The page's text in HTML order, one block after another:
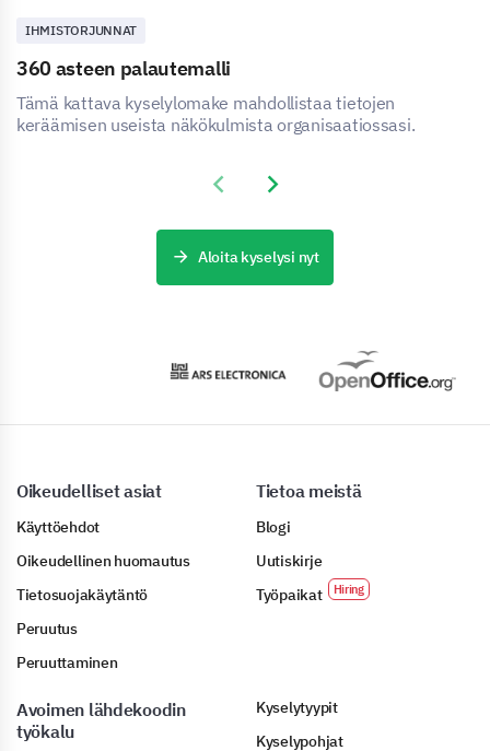
IHMISTORJUNNAT
360 asteen palautemalli
Tämä kattava kyselylomake mahdollistaa tietojen
keräämisen useista näkökulmista organisaatiossasi.
Previous slide
Next slide
Aloita kyselysi nyt
Oikeudelliset asiat
Käyttöehdot
Oikeudellinen huomautus
Tietosuojakäytäntö
Peruutus
Peruuttaminen
Tietoa meistä
Blogi
Uutiskirje
Työpaikat
Avoimen lähdekoodin
työkalu
Kyselytyypit
Kyselypohjat